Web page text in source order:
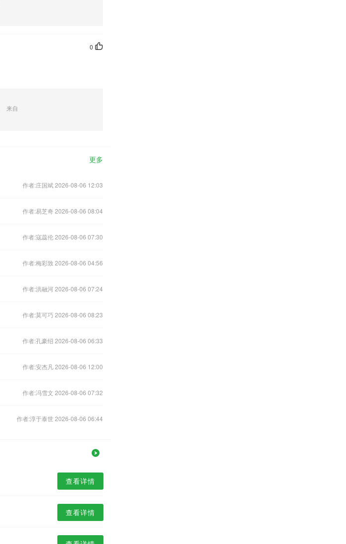
0
来自
更多
作者:庄国斌 2026-08-06 12:03
作者:易芝奇 2026-08-06 08:04
作者:寇蕊伦 2026-08-06 07:30
作者:梅彩致 2026-08-06 04:56
作者:洪融河 2026-08-06 07:24
作者:莫可巧 2026-08-06 08:23
作者:孔豪绍 2026-08-06 06:33
作者:安杰凡 2026-08-06 12:00
作者:冯雪文 2026-08-06 07:32
作者:淳于泰世 2026-08-06 06:44
查看详情
查看详情